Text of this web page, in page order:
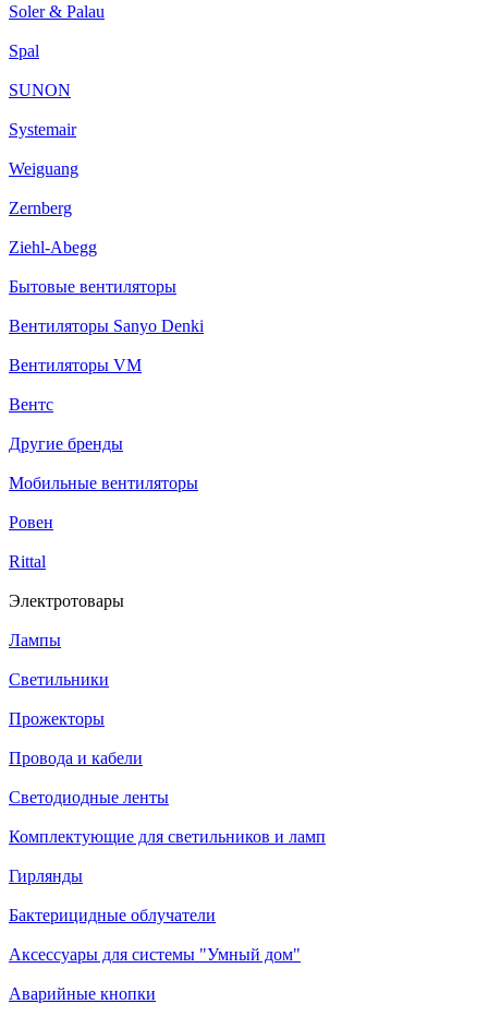
Soler & Palau
Spal
SUNON
Systemair
Weiguang
Zernberg
Ziehl-Abegg
Бытовые вентиляторы
Вентиляторы Sanyo Denki
Вентиляторы VM
Вентс
Другие бренды
Мобильные вентиляторы
Ровен
Rittal
Электротовары
Лампы
Светильники
Прожекторы
Провода и кабели
Светодиодные ленты
Комплектующие для светильников и ламп
Гирлянды
Бактерицидные облучатели
Аксессуары для системы "Умный дом"
Аварийные кнопки